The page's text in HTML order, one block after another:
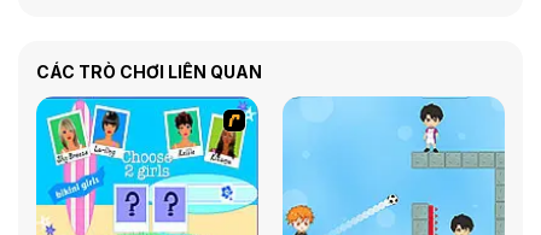
CÁC TRÒ CHƠI LIÊN QUAN